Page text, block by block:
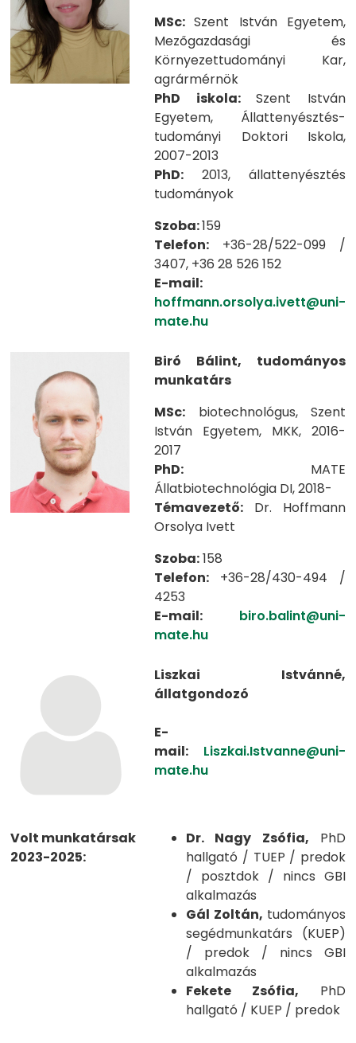
​​​​​MSc:Szent István Egyetem,
Mezőgazdasági és
Környezettudományi Kar,
agrármérnök
PhD iskola:Szent István
Egyetem, Állattenyésztés-
tudományi Doktori Iskola,
2007-2013
PhD: 2013, állattenyésztés
tudományok
Szoba:159
Telefon: +36-28/522-099 /
3407, +36 28 526 152
E-mail:
hoffmann.orsolya.ivett@uni-
mate.hu
Biró Bálint, tudományos
munkatárs
MSc: biotechnológus, Szent
István Egyetem, MKK, 2016-
2017
PhD: MATE
Állatbiotechnológia DI, 2018-
Témavezető: Dr. Hoffmann
Orsolya Ivett
Szoba:158
Telefon: +36-28/430-494 /
4253
E-mail: biro.balint@uni-
mate.hu
Liszkai Istvánné,
állatgondozó
E-
mail: Liszkai.Istvanne@uni-
mate.hu
Volt munkatársak
2023-2025:
Dr. Nagy Zsófia, PhD
hallgató / TUEP / predok
/ posztdok / nincs GBI
alkalmazás
Gál Zoltán, tudományos
segédmunkatárs (KUEP)
/ predok / nincs GBI
alkalmazás
Fekete Zsófia, PhD
hallgató / KUEP / predok